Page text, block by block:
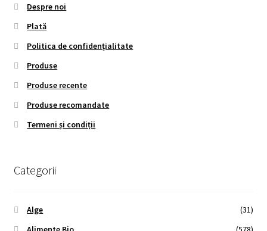
Despre noi
Plată
Politica de confidențialitate
Produse
Produse recente
Produse recomandate
Termeni și condiții
Categorii
Alge
(31)